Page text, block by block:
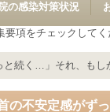
の感染対策状況
項をチェックしてく
続く…」それ、もし
の不安定感がず